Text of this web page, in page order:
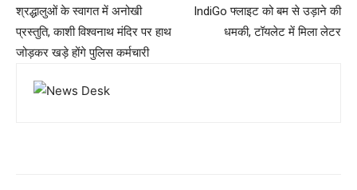
श्रद्धालुओं के स्वागत में अनोखी
प्रस्तुति, काशी विश्वनाथ मंदिर पर हाथ
जोड़कर खड़े होंगे पुलिस कर्मचारी
IndiGo फ्लाइट को बम से उड़ाने की
धमकी, टॉयलेट में मिला लेटर